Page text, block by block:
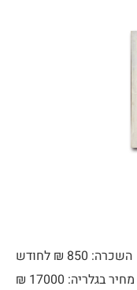
השכרה: 850 ₪ לחודש
מחיר בגלריה: 17000 ₪